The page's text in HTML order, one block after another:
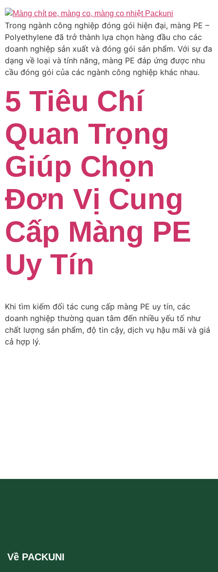
Trong ngành công nghiệp đóng gói hiện đại, màng PE –
Polyethylene đã trở thành lựa chọn hàng đầu cho các
doanh nghiệp sản xuất và đóng gói sản phẩm. Với sự đa
dạng về loại và tính năng, màng PE đáp ứng được nhu
cầu đóng gói của các ngành công nghiệp khác nhau.
5 Tiêu Chí
Quan Trọng
Giúp Chọn
Đơn Vị Cung
Cấp Màng PE
Uy Tín
Khi tìm kiếm đối tác cung cấp màng PE uy tín, các
doanh nghiệp thường quan tâm đến nhiều yếu tố như
chất lượng sản phẩm, độ tin cậy, dịch vụ hậu mãi và giá
cả hợp lý.
Về PACKUNI